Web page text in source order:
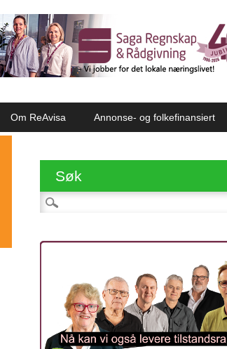
Om ReAvisa Annonse- og folkefinansiert
Søk
Søk etter: